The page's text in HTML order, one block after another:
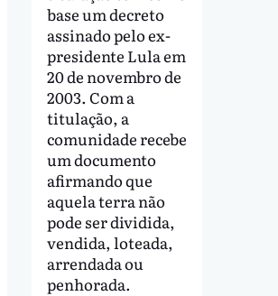
base um decreto
assinado pelo ex-
presidente Lula em
20 de novembro de
2003. Com a
titulação, a
comunidade recebe
um documento
afirmando que
aquela terra não
pode ser dividida,
vendida, loteada,
arrendada ou
penhorada.